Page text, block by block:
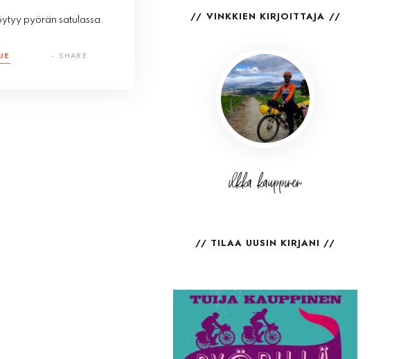
pyörän satulassa.
SHARE
VINKKIEN KIRJOITTAJA
ilkka kauppinen
TILAA UUSIN KIRJANI